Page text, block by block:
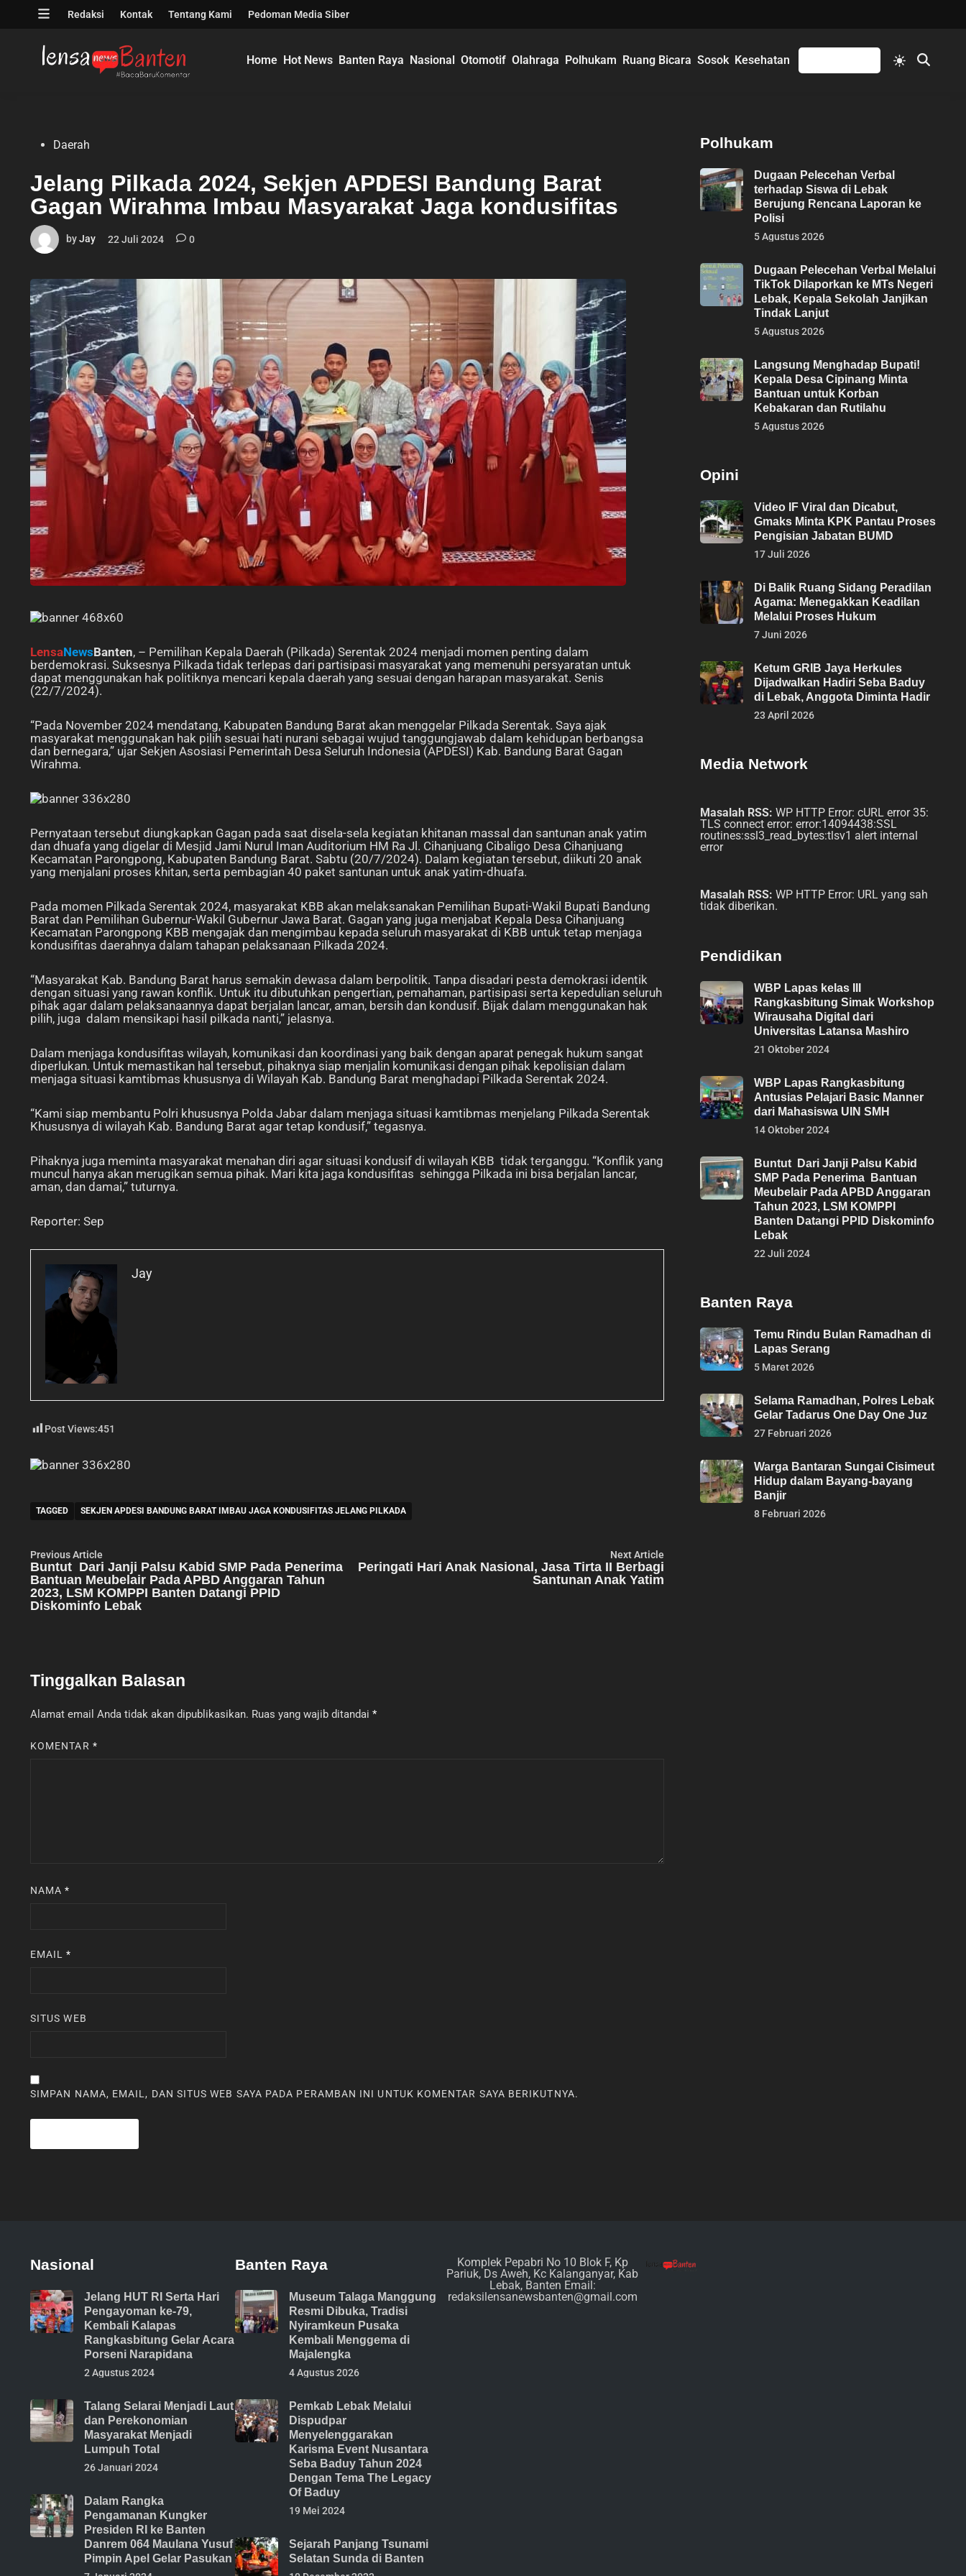
Open
Redaksi Kontak Tentang Kami Pedoman Media Siber
Home Hot News Banten Raya Nasional Otomotif Olahraga Polhukam Ruang Bicara Sosok Kesehatan
Switch
to
Open
PostedDaerah
Jelang Pilkada 2024, Sekjen APDESI Bandung Barat
Gagan Wirahma Imbau Masyarakat Jaga kondusifitas
byJay 22 Juli 2024 0
LensaNewsBanten, – Pemilihan Kepala Daerah (Pilkada) Serentak 2024 menjadi momen penting dalam
berdemokrasi. Suksesnya Pilkada tidak terlepas dari partisipasi masyarakat yang memenuhi persyaratan untuk
dapat menggunakan hak politiknya mencari kepala daerah yang sesuai dengan harapan masyarakat. Senis
(22/7/2024).
“Pada November 2024 mendatang, Kabupaten Bandung Barat akan menggelar Pilkada Serentak. Saya ajak
masyarakat menggunakan hak pilih sesuai hati nurani sebagai wujud tanggungjawab dalam kehidupan berbangsa
dan bernegara,” ujar Sekjen Asosiasi Pemerintah Desa Seluruh Indonesia (APDESI) Kab. Bandung Barat Gagan
Wirahma.
Pernyataan tersebut diungkapkan Gagan pada saat disela-sela kegiatan khitanan massal dan santunan anak yatim
dan dhuafa yang digelar di Mesjid Jami Nurul Iman Auditorium HM Ra Jl. Cihanjuang Cibaligo Desa Cihanjuang
Kecamatan Parongpong, Kabupaten Bandung Barat. Sabtu (20/7/2024). Dalam kegiatan tersebut, diikuti 20 anak
yang menjalani proses khitan, serta pembagian 40 paket santunan untuk anak yatim-dhuafa.
Pada momen Pilkada Serentak 2024, masyarakat KBB akan melaksanakan Pemilihan Bupati-Wakil Bupati Bandung
Barat dan Pemilihan Gubernur-Wakil Gubernur Jawa Barat. Gagan yang juga menjabat Kepala Desa Cihanjuang
Kecamatan Parongpong KBB mengajak dan mengimbau kepada seluruh masyarakat di KBB untuk tetap menjaga
kondusifitas daerahnya dalam tahapan pelaksanaan Pilkada 2024.
“Masyarakat Kab. Bandung Barat harus semakin dewasa dalam berpolitik. Tanpa disadari pesta demokrasi identik
dengan situasi yang rawan konflik. Untuk itu dibutuhkan pengertian, pemahaman, partisipasi serta kepedulian seluruh
pihak agar dalam pelaksanaannya dapat berjalan lancar, aman, bersih dan kondusif. Bijak dalam menggunakan hak
pilih, juga dalam mensikapi hasil pilkada nanti,” jelasnya.
Dalam menjaga kondusifitas wilayah, komunikasi dan koordinasi yang baik dengan aparat penegak hukum sangat
diperlukan. Untuk memastikan hal tersebut, pihaknya siap menjalin komunikasi dengan pihak kepolisian dalam
menjaga situasi kamtibmas khususnya di Wilayah Kab. Bandung Barat menghadapi Pilkada Serentak 2024.
“Kami siap membantu Polri khususnya Polda Jabar dalam menjaga situasi kamtibmas menjelang Pilkada Serentak
Khususnya di wilayah Kab. Bandung Barat agar tetap kondusif,” tegasnya.
Pihaknya juga meminta masyarakat menahan diri agar situasi kondusif di wilayah KBB tidak terganggu. “Konflik yang
muncul hanya akan merugikan semua pihak. Mari kita jaga kondusifitas sehingga Pilkada ini bisa berjalan lancar,
aman, dan damai,” tuturnya.
Reporter: Sep
Jay
Post Views:451
TAGGED SEKJEN APDESI BANDUNG BARAT IMBAU JAGA KONDUSIFITAS JELANG PILKADA
Navigasi
pos
Previous Article
article:
Buntut Dari Janji Palsu Kabid SMP Pada Penerima
Bantuan Meubelair Pada APBD Anggaran Tahun
2023, LSM KOMPPI Banten Datangi PPID
Diskominfo Lebak
Next Article
Peringati Hari Anak Nasional, Jasa Tirta II Berbagi
Santunan Anak Yatim
Tinggalkan Balasan
Alamat email Anda tidak akan dipublikasikan. Ruas yang wajib ditandai *
KOMENTAR *
NAMA*
EMAIL*
SITUS WEB
SIMPAN NAMA, EMAIL, DAN SITUS WEB SAYA PADA PERAMBAN INI UNTUK KOMENTAR SAYA BERIKUTNYA.
Polhukam
Dugaan Pelecehan Verbal
terhadap Siswa di Lebak
Berujung Rencana Laporan ke
Polisi
5 Agustus 2026
Dugaan Pelecehan Verbal Melalui
TikTok Dilaporkan ke MTs Negeri
Lebak, Kepala Sekolah Janjikan
Tindak Lanjut
5 Agustus 2026
Langsung Menghadap Bupati!
Kepala Desa Cipinang Minta
Bantuan untuk Korban
Kebakaran dan Rutilahu
5 Agustus 2026
Opini
Video IF Viral dan Dicabut,
Gmaks Minta KPK Pantau Proses
Pengisian Jabatan BUMD
17 Juli 2026
Di Balik Ruang Sidang Peradilan
Agama: Menegakkan Keadilan
Melalui Proses Hukum
7 Juni 2026
Ketum GRIB Jaya Herkules
Dijadwalkan Hadiri Seba Baduy
di Lebak, Anggota Diminta Hadir
23 April 2026
Media Network
Masalah RSS: WP HTTP Error: cURL error 35:
TLS connect error: error:14094438:SSL
routines:ssl3_read_bytes:tlsv1 alert internal
error
Masalah RSS: WP HTTP Error: URL yang sah
tidak diberikan.
Pendidikan
WBP Lapas kelas III
Rangkasbitung Simak Workshop
Wirausaha Digital dari
Universitas Latansa Mashiro
21 Oktober 2024
WBP Lapas Rangkasbitung
Antusias Pelajari Basic Manner
dari Mahasiswa UIN SMH
14 Oktober 2024
Buntut Dari Janji Palsu Kabid
SMP Pada Penerima Bantuan
Meubelair Pada APBD Anggaran
Tahun 2023, LSM KOMPPI
Banten Datangi PPID Diskominfo
Lebak
22 Juli 2024
Banten Raya
Temu Rindu Bulan Ramadhan di
Lapas Serang
5 Maret 2026
Selama Ramadhan, Polres Lebak
Gelar Tadarus One Day One Juz
27 Februari 2026
Warga Bantaran Sungai Cisimeut
Hidup dalam Bayang-bayang
Banjir
8 Februari 2026
Nasional
Jelang HUT RI Serta Hari
Pengayoman ke-79,
Kembali Kalapas
Rangkasbitung Gelar Acara
Porseni Narapidana
2 Agustus 2024
Talang Selarai Menjadi Laut
dan Perekonomian
Masyarakat Menjadi
Lumpuh Total
26 Januari 2024
Dalam Rangka
Pengamanan Kungker
Presiden RI ke Banten
Danrem 064 Maulana Yusuf
Pimpin Apel Gelar Pasukan
Banten Raya
Museum Talaga Manggung
Resmi Dibuka, Tradisi
Nyiramkeun Pusaka
Kembali Menggema di
Majalengka
4 Agustus 2026
Pemkab Lebak Melalui
Dispudpar
Menyelenggarakan
Karisma Event Nusantara
Seba Baduy Tahun 2024
Dengan Tema The Legacy
Of Baduy
19 Mei 2024
Sejarah Panjang Tsunami
Selatan Sunda di Banten
Komplek Pepabri No 10 Blok F, Kp
Pariuk, Ds Aweh, Kc Kalanganyar, Kab
Lebak, Banten Email:
redaksilensanewsbanten@gmail.com